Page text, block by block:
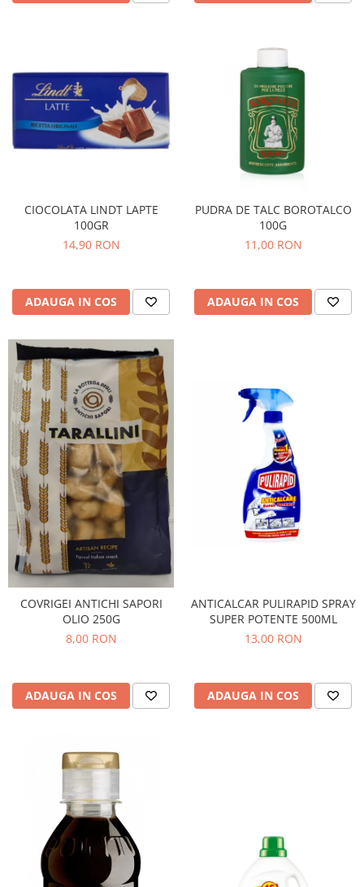
CIOCOLATA LINDT LAPTE
100GR
14,90 RON
ADAUGA IN COS
PUDRA DE TALC BOROTALCO
100G
11,00 RON
ADAUGA IN COS
COVRIGEI ANTICHI SAPORI
OLIO 250G
8,00 RON
ADAUGA IN COS
ANTICALCAR PULIRAPID SPRAY
SUPER POTENTE 500ML
13,00 RON
ADAUGA IN COS